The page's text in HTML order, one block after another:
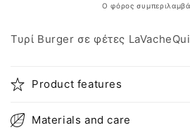
Ο φόρος
Τυρί Burger σε φέτες
Product features
Materials and care